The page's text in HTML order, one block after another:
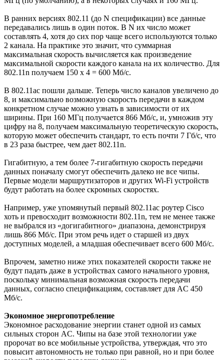
В ранних версиях 802.11 (до N спецификации) все данные
передавались лишь в один поток. В N их число может
составлять 4, хотя до сих пор чаще всего используются только
2 канала. На практике это значит, что суммарная
максимальная скорость вычисляется как произведение
максимальной скорости каждого канала на их количество. Для
802.11n получаем 150 x 4 = 600 Мб/с.
В 802.11ac пошли дальше. Теперь число каналов увеличено до
8, и максимально возможную скорость передачи в каждом
конкретном случае можно узнать в зависимости от их
ширины. При 160 МГц получается 866 Мб/с, и, умножив эту
цифру на 8, получаем максимальную теоретическую скорость,
которую может обеспечить стандарт, то есть почти 7 Гб/с, что
в 23 раза быстрее, чем дает 802.11n.
Гигабитную, а тем более 7-гигабитную скорость передачи
данных поначалу смогут обеспечить далеко не все чипы.
Первые модели маршрутизаторов и других Wi-Fi устройств
будут работать на более скромных скоростях.
Например, уже упомянутый первый 802.11ac роутер Cisco
хоть и превосходит возможности 802.11n, тем не менее также
не выбрался из «догигабитного» диапазона, демонстрируя
лишь 866 Мб/с. При этом речь идет о старшей из двух
доступных моделей, а младшая обеспечивает всего 600 Мб/c.
Впрочем, заметно ниже этих показателей скорости также не
будут падать даже в устройствах самого начального уровня,
поскольку минимальная возможная скорость передачи
данных, согласно спецификациям, составляет для AC 450
Мб/c.
Экономное энергопотребление
Экономное расходование энергии станет одной из самых
сильных сторон AC. Чипы на базе этой технологии уже
пророчат во все мобильные устройства, утверждая, что это
повысит автономность не только при равной, но и при более